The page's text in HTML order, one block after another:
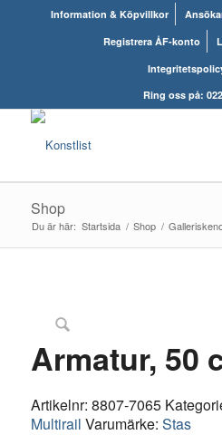
Information & Köpvillkor
Registrera ÅF-konto
Ring oss på:
Shop
Du är här: Startsida / Shop /
Armatur, 50
Artikelnr: 8807-7065
Multirail Varumärke: Stas